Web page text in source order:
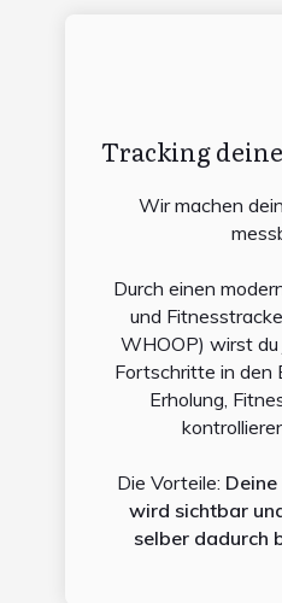
Tracking
Wir machen
Durch einen
und
WHOOP) wirst du
Fortschritte in den
Erholung,
Die Vorteile:
wird sichtbar
selber dadurch